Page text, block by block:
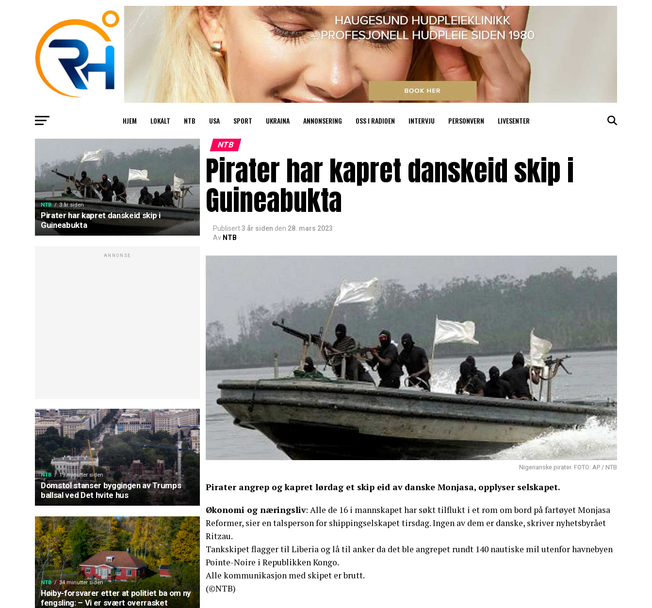
HJEM LOKALT NTB USA SPORT UKRAINA ANNONSERING OSS I RADIOEN INTERVJU PERSONVERN LIVESENTER
NTB 3 år siden
Pirater har kapret danskeid skip i
Guineabukta
ANNONSE
NTB 19 minutter siden
Domstol stanser byggingen av Trumps
ballsal ved Det hvite hus
NTB 34 minutter siden
Høiby-forsvarer etter at politiet ba om ny
fengsling: – Vi er svært overrasket
NTB
Pirater har kapret danskeid skip i
Guineabukta
Publisert3 år siden den 28. mars 2023
Av NTB
Nigerianske pirater. FOTO: AP / NTB
Pirater angrep og kapret lørdag et skip eid av danske Monjasa, opplyser selskapet.
Økonomi og næringsliv: Alle de 16 i mannskapet har søkt tilflukt i et rom om bord på fartøyet Monjasa
Reformer, sier en talsperson for shippingselskapet tirsdag. Ingen av dem er danske, skriver nyhetsbyrået
Ritzau.
Tankskipet flagger til Liberia og lå til anker da det ble angrepet rundt 140 nautiske mil utenfor havnebyen
Pointe-Noire i Republikken Kongo.
Alle kommunikasjon med skipet er brutt.
(©NTB)